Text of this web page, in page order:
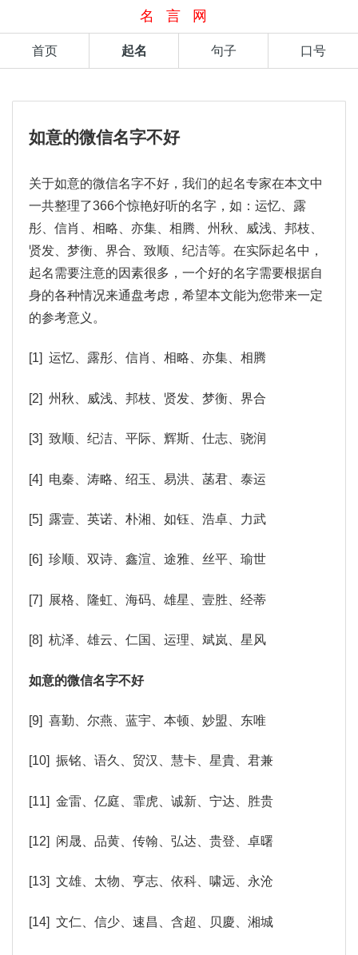
名言网
首页 起名 句子 口号
如意的微信名字不好
关于如意的微信名字不好，我们的起名专家在本文中
一共整理了366个惊艳好听的名字，如：运忆、露
彤、信肖、相略、亦集、相腾、州秋、威浅、邦枝、
贤发、梦衡、界合、致顺、纪洁等。在实际起名中，
起名需要注意的因素很多，一个好的名字需要根据自
身的各种情况来通盘考虑，希望本文能为您带来一定
的参考意义。
[1] 运忆、露彤、信肖、相略、亦集、相腾
[2] 州秋、威浅、邦枝、贤发、梦衡、界合
[3] 致顺、纪洁、平际、辉斯、仕志、骁润
[4] 电秦、涛略、绍玉、易洪、菡君、泰运
[5] 露壹、英诺、朴湘、如钰、浩卓、力武
[6] 珍顺、双诗、鑫渲、途雅、丝平、瑜世
[7] 展格、隆虹、海码、雄星、壹胜、经蒂
[8] 杭泽、雄云、仁国、运理、斌岚、星风
如意的微信名字不好
[9] 喜勤、尔燕、蓝宇、本顿、妙盟、东唯
[10] 振铭、语久、贸汉、慧卡、星貴、君兼
[11] 金雷、亿庭、霏虎、诚新、宁达、胜贵
[12] 闲晟、品黄、传翰、弘达、贵登、卓曙
[13] 文雄、太物、亨志、依科、啸远、永沧
[14] 文仁、信少、速昌、含超、贝慶、湘城